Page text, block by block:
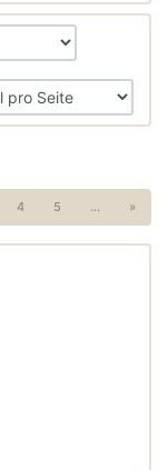
4 5 ... »